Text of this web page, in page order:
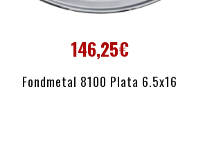
146,25€
Fondmetal 8100 Plata 6.5x16
AÑADIR AL CARRITO